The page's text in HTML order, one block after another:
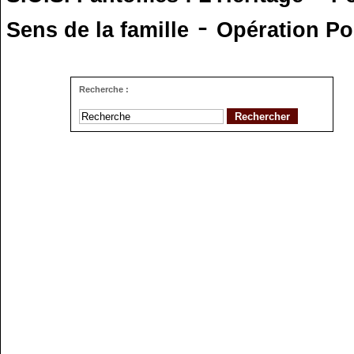
Sens de la famille - Opération
Recherche :